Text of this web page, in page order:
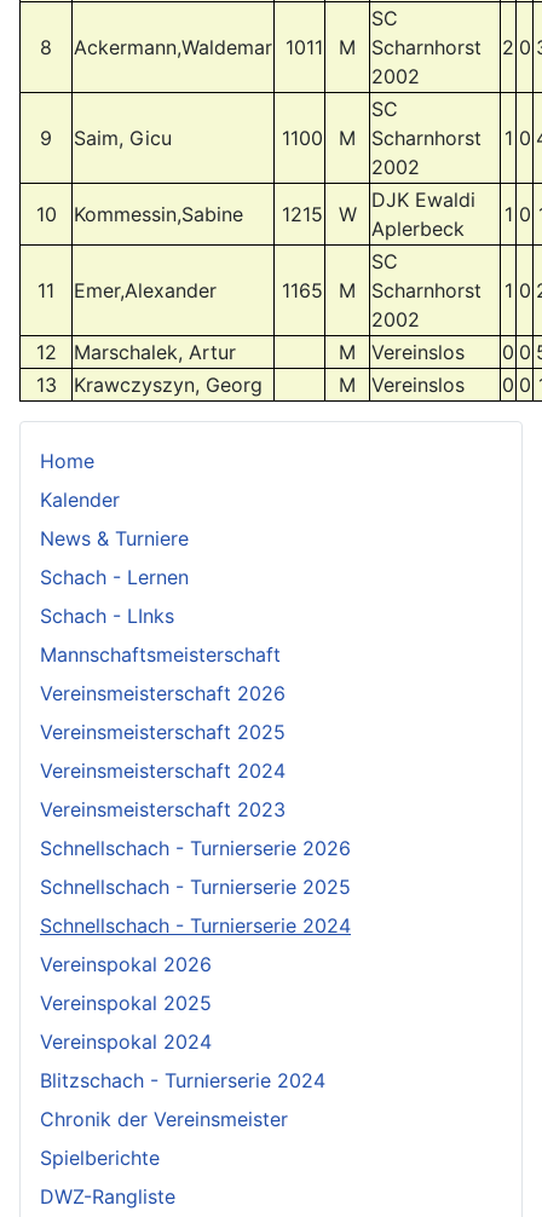
8 Ackermann,Waldemar 1011 M
SC
Scharnhorst
2002
2 0
9 Saim, Gicu 1100 M
SC
Scharnhorst
2002
1 0
10 Kommessin,Sabine 1215 W
DJK Ewaldi
Aplerbeck
1 0
11 Emer,Alexander 1165 M
SC
Scharnhorst
2002
1 0
12 Marschalek, Artur M Vereinslos 0 0
13
Krawczyszyn, Georg M Vereinslos 0 0
Home
Kalender
News & Turniere
Schach - Lernen
Schach - LInks
Mannschaftsmeisterschaft
Vereinsmeisterschaft 2026
Vereinsmeisterschaft 2025
Vereinsmeisterschaft 2024
Vereinsmeisterschaft 2023
Schnellschach - Turnierserie 2026
Schnellschach - Turnierserie 2025
Schnellschach - Turnierserie 2024
Vereinspokal 2026
Vereinspokal 2025
Vereinspokal 2024
Blitzschach - Turnierserie 2024
Chronik der Vereinsmeister
Spielberichte
DWZ-Rangliste